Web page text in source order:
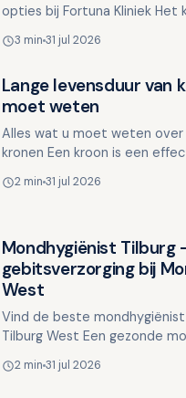
opties bij Fortuna Kliniek Het
onverwach…
3 min 31 jul 2026
Overig nieuws
Lange levensduur van
moet weten
Alles wat u moet weten over
kronen Een kroon is een
mensen vragen …
2 min 31 jul 2026
Overig nieuws
Mondhygiënist Tilburg
gebitsverzorging bij
West
Vind de beste
Tilburg West Een gezonde
voorkomen. Bij…
2 min 31 jul 2026